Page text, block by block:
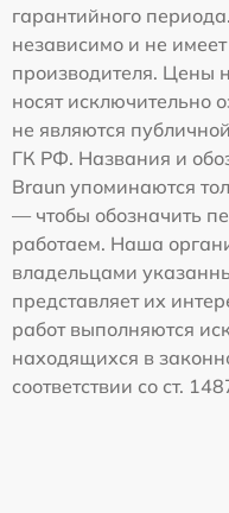
гарантийного
независимо и не
производителя. Цены
носят исключительно
не являются
ГК РФ. Названия и
Braun упоминаются
— чтобы обозначить
работаем. Наша
владельцами
представляет их
работ выполняются
находящихся в
соответствии со ст.